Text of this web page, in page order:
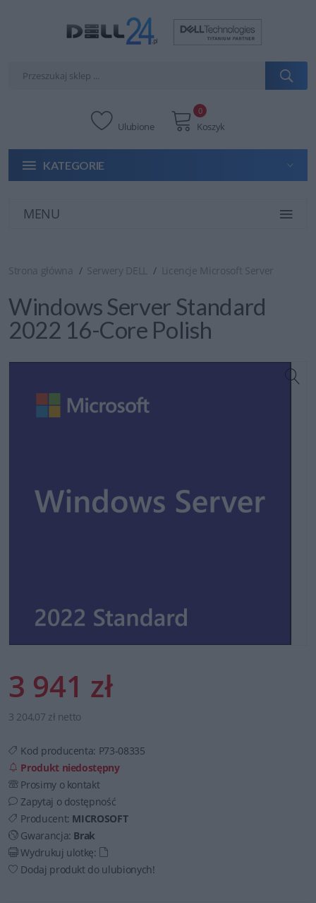
Ulubione Koszyk
0
KATEGORIE
MENU
Strona główna Serwery DELL Licencje Microsoft Server
Windows Server Standard
2022 16-Core Polish
3 941 zł
3 204,07 zł netto
Kod producenta: P73-08335
Produkt niedostępny
Prosimy o kontakt
Zapytaj o dostępność
Producent: MICROSOFT
Gwarancja: Brak
Wydrukuj ulotkę:
Dodaj produkt do ulubionych!